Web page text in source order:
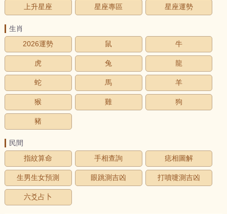
上升星座 星座專區 星座運勢
生肖
2026運勢
鼠 牛
虎 兔 龍
蛇 馬 羊
猴 雞 狗
豬
民間
指紋算命
手相查詢 痣相圖解
生男生女預測 眼跳測吉凶 打噴嚏測吉凶
六爻占卜